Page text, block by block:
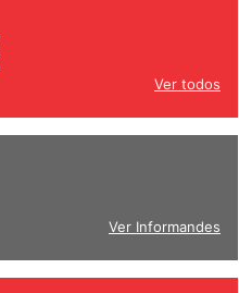
Ver todos
Ver Informandes